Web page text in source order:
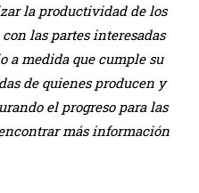
la productividad de los
las partes interesadas
a medida que cumple su
de quienes producen y
el progreso para las
más información